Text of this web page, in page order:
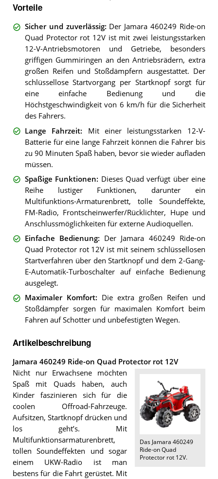
Vorteile
Sicher und zuverlässig: Der Jamara 460249 Ride-on
Quad Protector rot 12V ist mit zwei leistungsstarken
12-V-Antriebsmotoren und Getriebe, besonders
griffigen Gummiringen an den Antriebsrädern, extra
großen Reifen und Stoßdämpfern ausgestattet. Der
schlüssellose Startvorgang per Startknopf sorgt für
eine einfache Bedienung und die
Höchstgeschwindigkeit von 6 km/h für die Sicherheit
des Fahrers.
Lange Fahrzeit: Mit einer leistungsstarken 12-V-
Batterie für eine lange Fahrzeit können die Fahrer bis
zu 90 Minuten Spaß haben, bevor sie wieder aufladen
müssen.
Spaßige Funktionen: Dieses Quad verfügt über eine
Reihe lustiger Funktionen, darunter ein
Multifunktions-Armaturenbrett, tolle Soundeffekte,
FM-Radio, Frontscheinwerfer/Rücklichter, Hupe und
Anschlussmöglichkeiten für externe Audioquellen.
Einfache Bedienung: Der Jamara 460249 Ride-on
Quad Protector rot 12V ist mit seinem schlüssellosen
Startverfahren über den Startknopf und dem 2-Gang-
E-Automatik-Turboschalter auf einfache Bedienung
ausgelegt.
Maximaler Komfort: Die extra großen Reifen und
Stoßdämpfer sorgen für maximalen Komfort beim
Fahren auf Schotter und unbefestigten Wegen.
Artikelbeschreibung
Jamara 460249 Ride-on Quad Protector rot 12V
Das Jamara 460249
Ride-on Quad
Protector rot 12V.
Nicht nur Erwachsene möchten
Spaß mit Quads haben, auch
Kinder faszinieren sich für die
coolen Offroad-Fahrzeuge.
Aufsitzen, Startknopf drücken und
los geht’s. Mit
Multifunktionsarmaturenbrett,
tollen Soundeffekten und sogar
einem UKW-Radio ist man
bestens für die Fahrt gerüstet. Mit